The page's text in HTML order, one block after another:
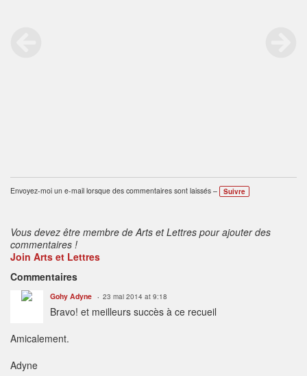
Envoyez-moi un e-mail lorsque des commentaires sont laissés – Suivre
Vous devez être membre de Arts et Lettres pour ajouter des
commentaires !
Join Arts et Lettres
Commentaires
Gohy Adyne 23 mai 2014 at 9:18
Bravo! et meilleurs succès à ce recueil
Amicalement.
Adyne